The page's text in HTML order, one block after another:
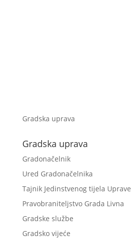
Gradska uprava
Gradska uprava
Gradonačelnik
Ured Gradonačelnika
Tajnik Jedinstvenog tijela Uprave
Pravobraniteljstvo Grada Livna
Gradske službe
Gradsko vijeće